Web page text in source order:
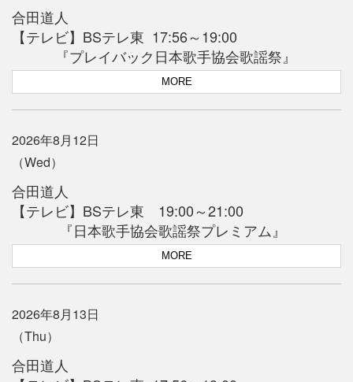
合田道人
【テレビ】BSテレ東 17:56～19:00
『プレイバック日本歌手協会歌謡祭』
MORE
2026年8月12日
（Wed）
合田道人
【テレビ】BSテレ東 19:00～21:00
『日本歌手協会歌謡祭プレミアム』
MORE
2026年8月13日
（Thu）
合田道人